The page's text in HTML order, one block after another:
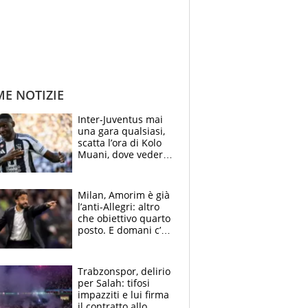
NOTIZIE
Inter-Juventus mai
una gara qualsiasi,
scatta l’ora di Kolo
Muani, dove vederla
Milan, Amorim è già
l’anti-Allegri: altro
che obiettivo quarto
posto. E domani c’è
Trabzonspor, delirio
per Salah: tifosi
impazziti e lui firma